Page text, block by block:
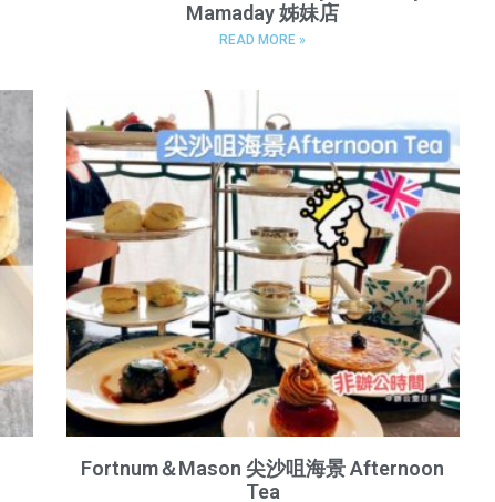
Mamaday 姊妹店
READ MORE »
Fortnum＆Mason 尖沙咀海景 Afternoon
Tea